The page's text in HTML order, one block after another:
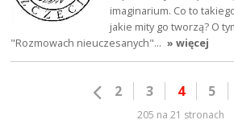
imaginarium. Co to
jakie mity go tworzą? O
"Rozmowach nieuczesanych"… » więcej
2 3 4 5
205 na 21 stronach